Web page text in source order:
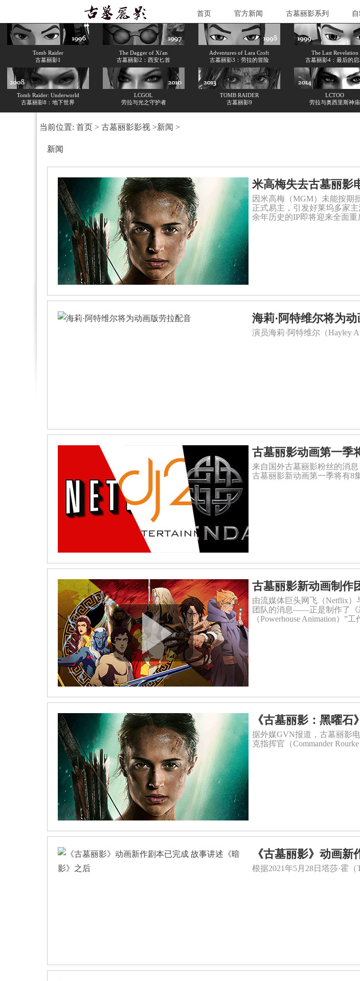
首页 官方新闻 古墓丽影系列
Tomb Raider
古墓丽影1
The Dagger of Xi'an
古墓丽影2：西安匕首
Adventures of Lara Croft
古墓丽影3：劳拉的冒险
The Last Revelation
古墓丽影4：最后的启
Tomb Raider: Underworld
古墓丽影8：地下世界
LCGOL
劳拉与光之守护者
TOMB RAIDER
古墓丽影9
LCTOO
劳拉与奥西里斯神庙
当前位置: 首页 > 古墓丽影影视 >新闻 >
新闻
米高梅失去古墓丽影
因米高梅（MGM）未能按期
正式易主，引发好莱坞多家
余年历史的IP即将迎来全面
海莉·阿特维尔将为
演员海莉·阿特维尔（Hayley
古墓丽影动画第一季
来自国外古墓丽影粉丝的消息
古墓丽影新动画第一季将有8
古墓丽影新动画制作
由流媒体巨头网飞（Netflix）
团队的消息——正是制作了《
（Powerhouse Animation）”工
《古墓丽影：黑曜
据外媒GVN报道，古墓丽影
克指挥官（Commander
《古墓丽影》动画
根据2021年5月28日塔莎·霍